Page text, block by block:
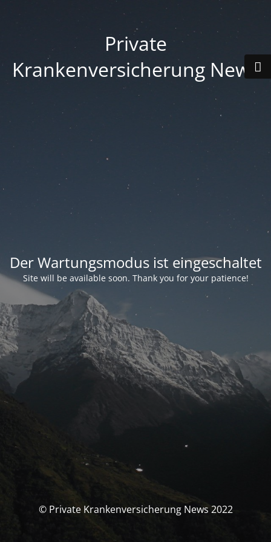
Private
Krankenversicherung News
Der Wartungsmodus ist eingeschaltet
Site will be available soon. Thank you for your patience!
© Private Krankenversicherung News 2022